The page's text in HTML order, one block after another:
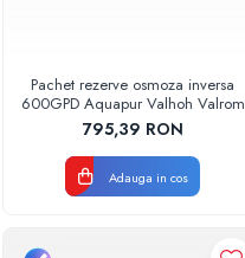
Pachet rezerve osmoza inversa
600GPD Aquapur Valhoh Valrom
795,39 RON
Adauga in cos